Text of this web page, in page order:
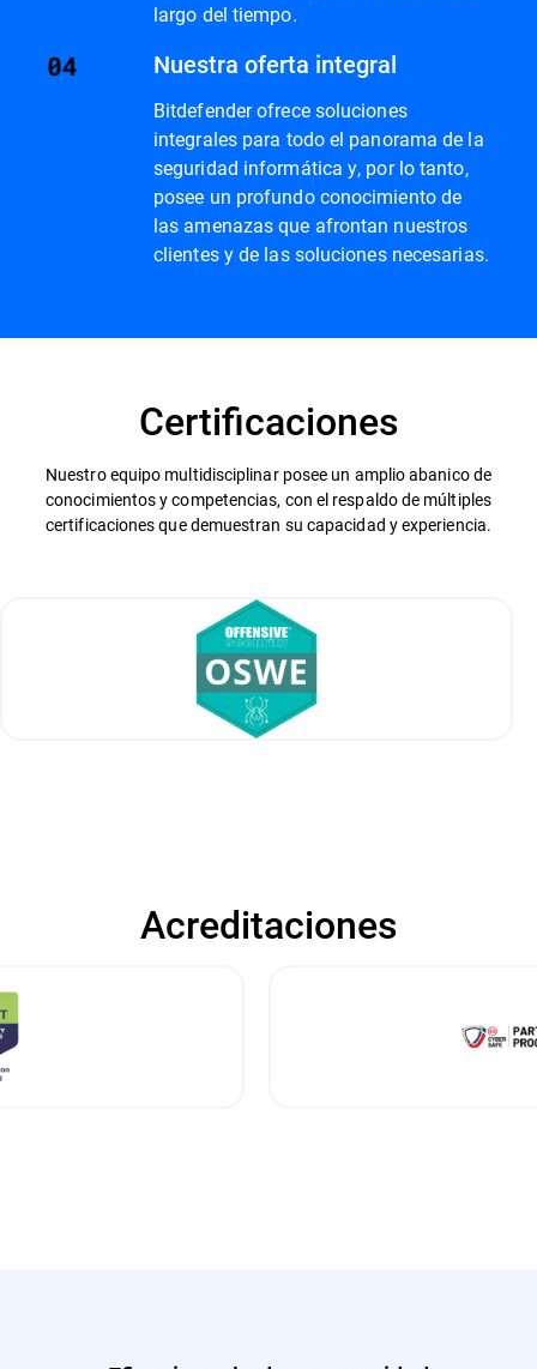
largo del tiempo.
Nuestra oferta integral
Bitdefender ofrece soluciones
integrales para todo el panorama de la
seguridad informática y, por lo tanto,
posee un profundo conocimiento de
las amenazas que afrontan nuestros
clientes y de las soluciones necesarias.
Certificaciones
Nuestro equipo multidisciplinar posee un amplio abanico de
conocimientos y competencias, con el respaldo de múltiples
certificaciones que demuestran su capacidad y experiencia.
Acreditaciones